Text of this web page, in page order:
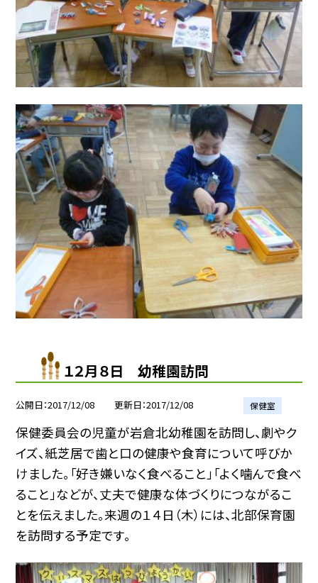
１２月８日 幼稚園訪問
公開日 2017/12/08 更新日 2017/12/08 保健室
保健委員会の児童が岩倉北幼稚園を訪問し、劇やク
イズ、紙芝居で歯と口の健康や食育について呼びか
けました。「好き嫌いなく食べること」「よく噛んで食べ
ること」などが、丈夫で健康な体づくりにつながるこ
とを伝えました。来週の１４日（木）には、北部保育園
を訪問する予定です。